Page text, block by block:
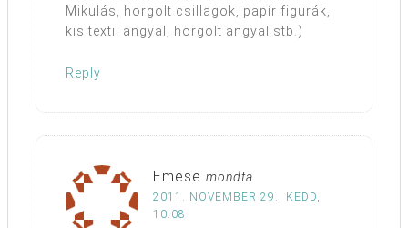
Mikulás, horgolt csillagok, papír figurák,
kis textil angyal, horgolt angyal stb.)
Reply
Emese mondta
2011. NOVEMBER 29., KEDD,
10:08